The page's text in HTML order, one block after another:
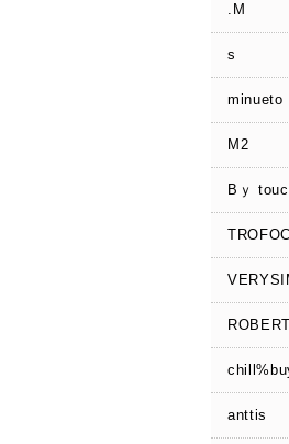
.M
s
minueto
M2
Bｙ
anttis